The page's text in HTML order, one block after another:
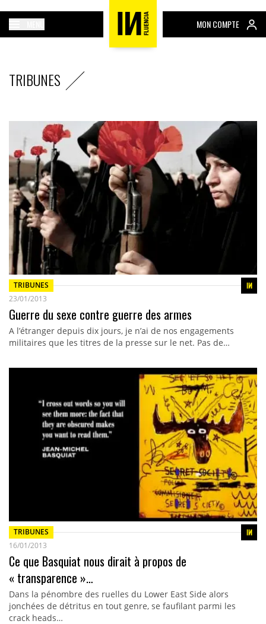
MON COMPTE
TRIBUNES
TRIBUNES
23/01/2013
Guerre du sexe contre guerre des armes
A l’étranger depuis dix jours, je n’ai de nos engagements
militaires que les titres de la presse sur le net. Pas de…
TRIBUNES
16/01/2013
Ce que Basquiat nous dirait à propos de
« transparence »…
Dans la pénombre des ruelles du Lower East Side alors
jonchées de détritus en tout genre, se faufilant parmi les
crack heads…